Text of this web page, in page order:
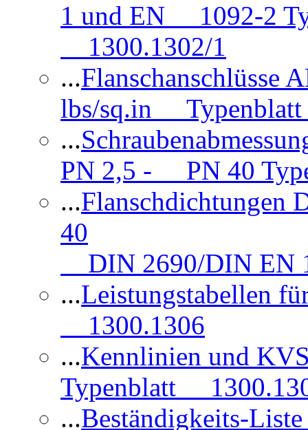
1 und EN 1092-2
1300.1302/1
...
lbs/sq.in Typenblatt
...
PN 2,5 - PN 40
...
40
DIN 2690/DIN EN
...Leistungstabellen
1300.1306
...Kennlinien und
Typenblatt
...Beständigkeits-